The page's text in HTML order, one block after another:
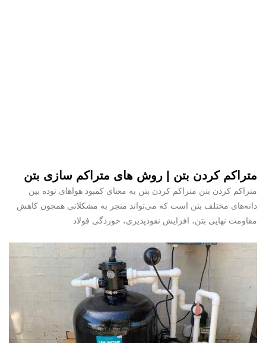
متراکم کردن بتن | روش های متراکم سازی بتن
متراکم کردن بتن متراکم کردن بتن به معنای کمبود هواهای توده بین
دانه‌های مختلف بتن است که می‌تواند منجر به مشکلاتی همچون کاهش
مقاومت نهایی بتن، افزایش نفوذپذیری، خوردگی فولاد